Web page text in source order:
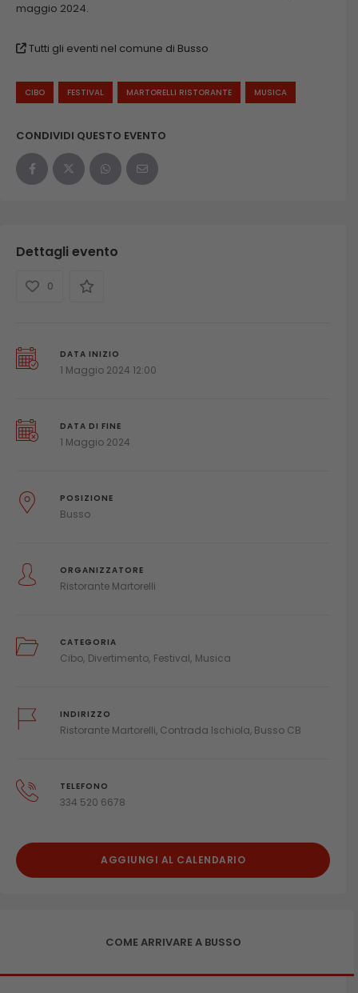
maggio 2024.
Tutti gli eventi nel comune di Busso
CIBO FESTIVAL MARTORELLI RISTORANTE MUSICA
CONDIVIDI QUESTO EVENTO
Dettagli evento
0
DATA INIZIO
1 Maggio 2024 12:00
DATA DI FINE
1 Maggio 2024
POSIZIONE
Busso
ORGANIZZATORE
Ristorante Martorelli
CATEGORIA
Cibo Divertimento Festival Musica
INDIRIZZO
Ristorante Martorelli, Contrada Ischiola, Busso CB
TELEFONO
334 520 6678
AGGIUNGI AL CALENDARIO
COME ARRIVARE A BUSSO